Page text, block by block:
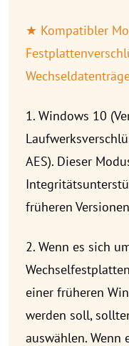
★ Kompatibler
1. Windows 10
AES). Dieser
früheren
2. Wenn es sich
einer früheren
werden soll,
auswählen. Wenn